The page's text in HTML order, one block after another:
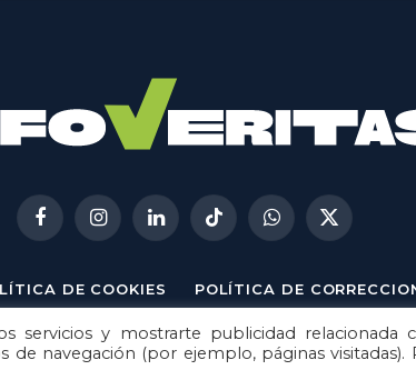
FacebookInstagramLinkedInTikTokWhatsApp
X
(Twitter)
DE COOKIES POLÍTICA DE
Metech. Todos los derechos reservados.
servicios y mostrarte publicidad relacionada
navegación (por ejemplo, páginas visitadas).